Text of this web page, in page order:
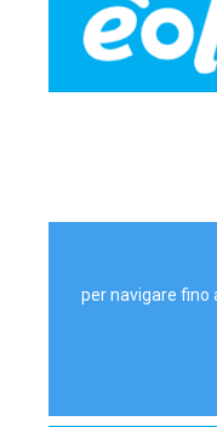
per navigare fino